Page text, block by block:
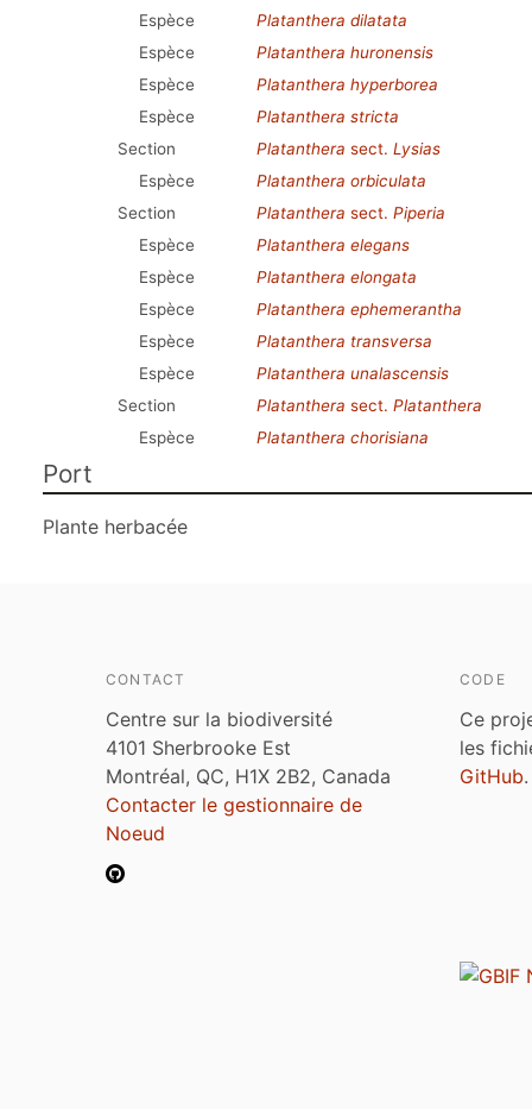
Espèce
Platanthera dilatata
Espèce
Platanthera huronensis
Espèce
Platanthera hyperborea
Espèce
Platanthera stricta
Section
Platanthera sect. Lysias
Espèce
Platanthera orbiculata
Section
Platanthera sect. Piperia
Espèce
Platanthera elegans
Espèce
Platanthera elongata
Espèce
Platanthera ephemerantha
Espèce
Platanthera transversa
Espèce
Platanthera unalascensis
Section
Platanthera sect. Platanthera
Espèce
Platanthera chorisiana
Port
Plante herbacée
CONTACT
Centre sur la biodiversité
4101 Sherbrooke Est
Montréal, QC, H1X 2B2, Canada
Contacter le gestionnaire de
Noeud
CODE
Ce
les
GitHub.